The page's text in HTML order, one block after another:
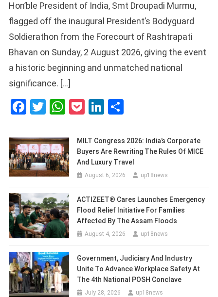
Hon’ble President of India, Smt Droupadi Murmu,
flagged off the inaugural President’s Bodyguard
Soldierathon from the Forecourt of Rashtrapati
Bhavan on Sunday, 2 August 2026, giving the event
a historic beginning and unmatched national
significance. […]
Facebook
Twitter
WhatsApp
PocketLinkedIn
MILT Congress 2026: India’s Corporate
Buyers Are Rewriting The Rules Of MICE
And Luxury Travel
August 6, 2026 up18news
ACTIZEET® Cares Launches Emergency
Flood Relief Initiative For Families
Affected By The Assam Floods
August 4, 2026 up18news
Government, Judiciary And Industry
Unite To Advance Workplace Safety At
The 4th National POSH Conclave
July 28, 2026 up18news